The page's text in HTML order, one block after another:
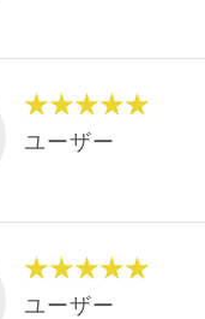
★★★★★
ユーザー
★★★★★
ユーザー